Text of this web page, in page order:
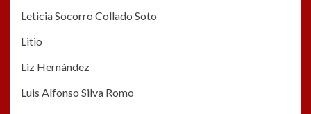
Leticia Socorro Collado Soto
Litio
Liz Hernández
Luis Alfonso Silva Romo